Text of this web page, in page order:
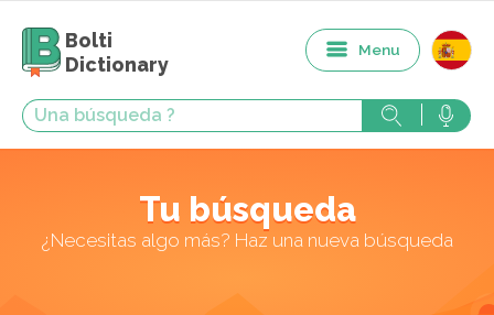
Bolti
Dictionary
Menu
Tu búsqueda
¿Necesitas algo más? Haz una nueva búsqueda